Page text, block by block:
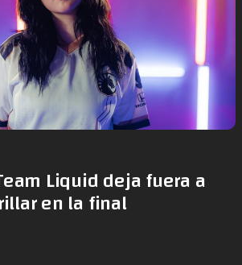
Liquid deja fuera a
en la final